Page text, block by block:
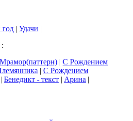
| Удачи |
Мрамор(паттерн) | С Рождением
| С Рождением
| Бенедикт - текст | Арина |